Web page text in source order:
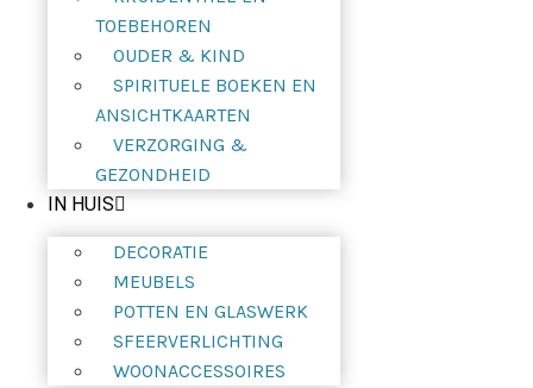
TOEBEHOREN
OUDER & KIND
SPIRITUELE BOEKEN EN
ANSICHTKAARTEN
VERZORGING &
GEZONDHEID
IN HUIS
DECORATIE
MEUBELS
POTTEN EN GLASWERK
SFEERVERLICHTING
WOONACCESSOIRES